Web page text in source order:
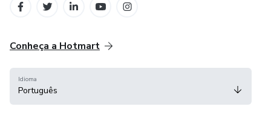
Conheça a Hotmart
Idioma
Português